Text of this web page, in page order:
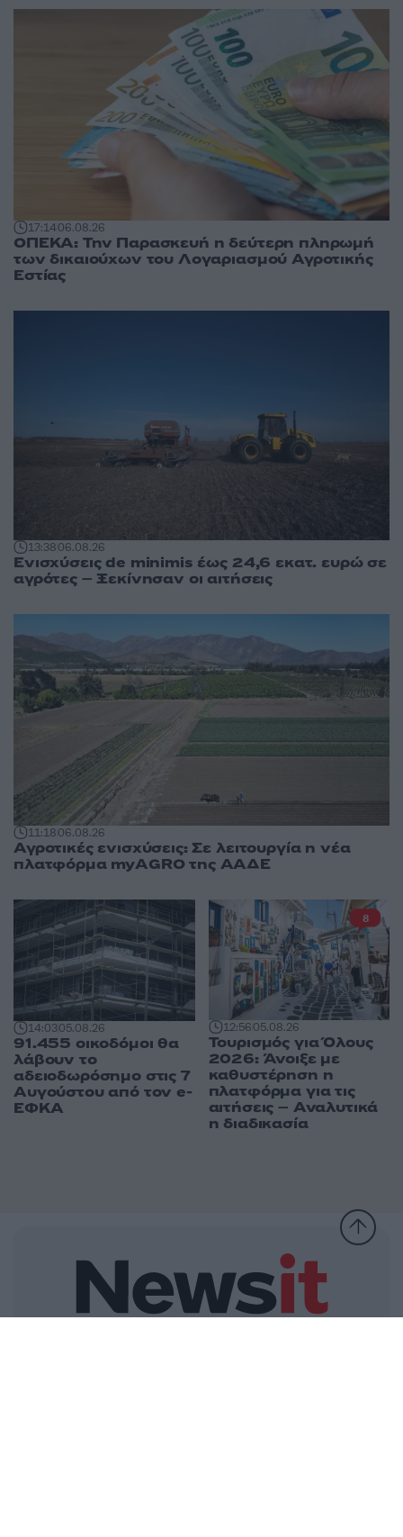
17:1406.08.26
ΟΠΕΚΑ: Την Παρασκευή η δεύτερη πληρωμή
των δικαιούχων του Λογαριασμού Αγροτικής
Εστίας
13:3806.08.26
Ενισχύσεις de minimis έως 24,6 εκατ. ευρώ σε
αγρότες – Ξεκίνησαν οι αιτήσεις
11:1806.08.26
Αγροτικές ενισχύσεις: Σε λειτουργία η νέα
πλατφόρμα myAGRO της ΑΑΔΕ
14:0305.08.26
91.455 οικοδόμοι θα
λάβουν το
αδειοδωρόσημο στις 7
Αυγούστου από τον e-
ΕΦΚΑ
12:5605.08.26
Τουρισμός για Όλους
2026: Άνοιξε με
καθυστέρηση η
πλατφόρμα για τις
αιτήσεις – Αναλυτικά
η διαδικασία
8